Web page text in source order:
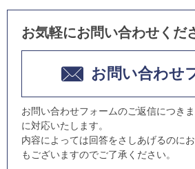
お気軽にお問い合わせくだ
お問い合わせ
お問い合わせフォームのご返信につき
に対応いたします。
内容によっては回答をさしあげるのに
もございますのでご了承ください。